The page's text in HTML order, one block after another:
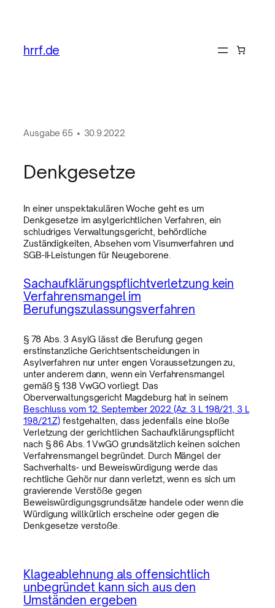
hrrf.de
Ausgabe 65 • 30.9.2022
Denkgesetze
In einer unspektakulären Woche geht es um
Denkgesetze im asylgerichtlichen Verfahren, ein
schludriges Verwaltungsgericht, behördliche
Zuständigkeiten, Absehen vom Visumverfahren und
SGB-II-Leistungen für Neugeborene.
Sachaufklärungspflichtverletzung kein
Verfahrensmangel im
Berufungszulassungsverfahren
§ 78 Abs. 3 AsylG lässt die Berufung gegen
erstinstanzliche Gerichtsentscheidungen in
Asylverfahren nur unter engen Voraussetzungen zu,
unter anderem dann, wenn ein Verfahrensmangel
gemäß § 138 VwGO vorliegt. Das
Oberverwaltungsgericht Magdeburg hat in seinem
Beschluss vom 12. September 2022 (Az. 3 L 198/21, 3 L
198/21.Z) festgehalten, dass jedenfalls eine bloße
Verletzung der gerichtlichen Sachaufklärungspflicht
nach § 86 Abs. 1 VwGO grundsätzlich keinen solchen
Verfahrensmangel begründet. Durch Mängel der
Sachverhalts- und Beweiswürdigung werde das
rechtliche Gehör nur dann verletzt, wenn es sich um
gravierende Verstöße gegen
Beweiswürdigungsgrundsätze handele oder wenn die
Würdigung willkürlich erscheine oder gegen die
Denkgesetze verstoße.
Klageablehnung als offensichtlich
unbegründet kann sich aus den
Umständen ergeben